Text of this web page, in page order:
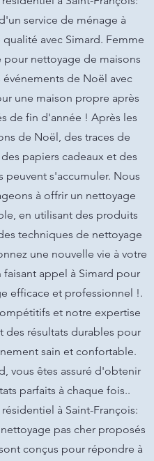
service de ménage à
avec Simard. Femme
pour nettoyage de maisons
événements de Noël avec
une maison propre après
de fin d'année ! Après les
de Noël, des traces de
papiers cadeaux et des
peuvent s'accumuler. Nous
à offrir un nettoyage
en utilisant des produits
techniques de nettoyage
une nouvelle vie à votre
appel à Simard pour
efficace et professionnel !.
et notre expertise
des résultats durables pour
sain et confortable.
vous êtes assuré d'obtenir
parfaits à chaque fois..
à Saint-François:
pas cher proposés
conçus pour répondre à